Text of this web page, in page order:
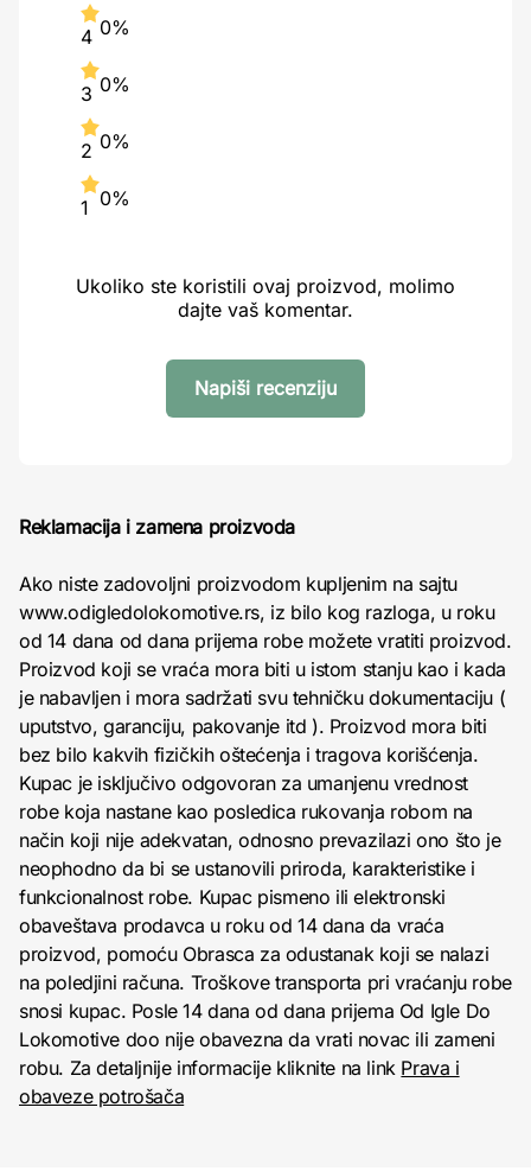
4 0%
3 0%
2 0%
1 0%
Ukoliko ste koristili ovaj proizvod, molimo
dajte vaš komentar.
Napiši recenziju
Reklamacija i zamena proizvoda
Ako niste zadovoljni proizvodom kupljenim na sajtu
www.odigledolokomotive.rs, iz bilo kog razloga, u roku
od 14 dana od dana prijema robe možete vratiti proizvod.
Proizvod koji se vraća mora biti u istom stanju kao i kada
je nabavljen i mora sadržati svu tehničku dokumentaciju (
uputstvo, garanciju, pakovanje itd ). Proizvod mora biti
bez bilo kakvih fizičkih oštećenja i tragova korišćenja.
Kupac je isključivo odgovoran za umanjenu vrednost
robe koja nastane kao posledica rukovanja robom na
način koji nije adekvatan, odnosno prevazilazi ono što je
neophodno da bi se ustanovili priroda, karakteristike i
funkcionalnost robe. Kupac pismeno ili elektronski
obaveštava prodavca u roku od 14 dana da vraća
proizvod, pomoću Obrasca za odustanak koji se nalazi
na poledjini računa. Troškove transporta pri vraćanju robe
snosi kupac. Posle 14 dana od dana prijema Od Igle Do
Lokomotive doo nije obavezna da vrati novac ili zameni
robu. Za detaljnije informacije kliknite na link Prava i
obaveze potrošača